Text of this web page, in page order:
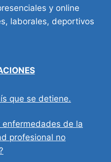
y online
laborales, deportivos
que se detiene.
enfermedades de la
profesional no